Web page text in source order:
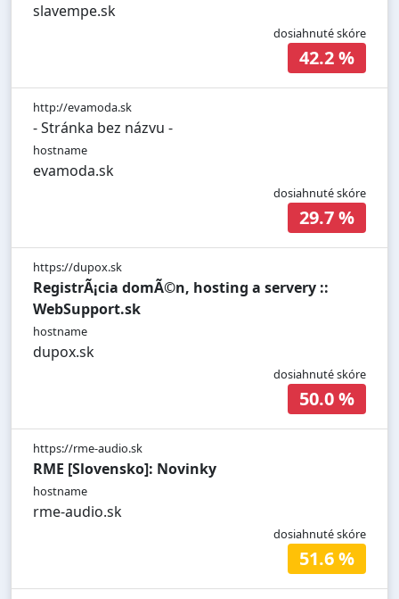
slavempe.sk
dosiahnuté skóre
42.2 %
http://evamoda.sk
- Stránka bez názvu -
hostname
evamoda.sk
dosiahnuté skóre
29.7 %
https://dupox.sk
RegistrÃ¡cia domÃ©n, hosting a servery ::
WebSupport.sk
hostname
dupox.sk
dosiahnuté skóre
50.0 %
https://rme-audio.sk
RME [Slovensko]: Novinky
hostname
rme-audio.sk
dosiahnuté skóre
51.6 %